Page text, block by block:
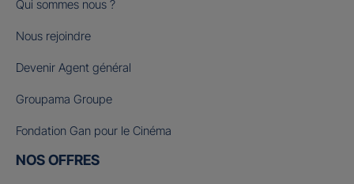
Qui sommes nous ?
Nous rejoindre
Devenir Agent général
Groupama Groupe
Fondation Gan pour le Cinéma
NOS OFFRES